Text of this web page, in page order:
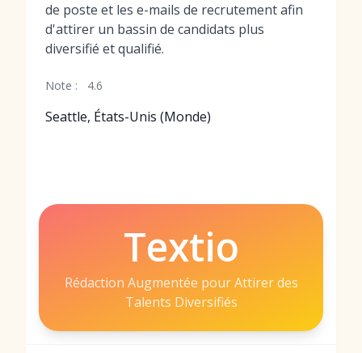
de poste et les e-mails de recrutement afin
d'attirer un bassin de candidats plus
diversifié et qualifié.
Note : 4.6
Seattle, États-Unis (Monde)
Textio
Rédaction Augmentée pour Attirer des
Talents Diversifiés